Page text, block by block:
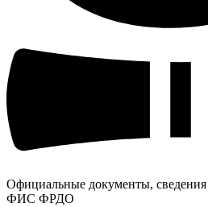
Официальные документы, сведения
ФИС ФРДО